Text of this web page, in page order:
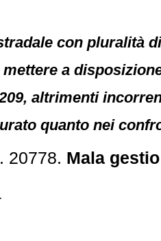
con pluralità
a
altrimenti
quanto nei
20778. Mala